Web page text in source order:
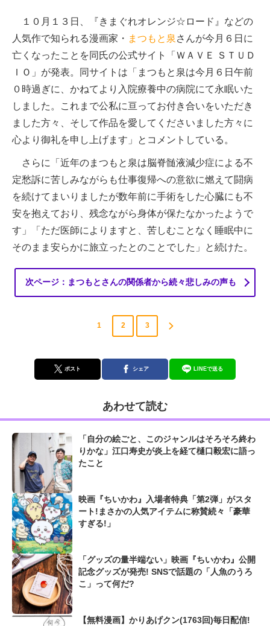
１０月１３日、『きまぐれオレンジ☆ロード』などの
人気作で知られる漫画家・ まつもと泉 さんが今月６日に
亡くなったことを同氏の公式サイト「ＷＡＶＥ ＳＴＵＤ
ＩＯ」が発表。同サイトは「まつもと泉は今月６日午前
０時過ぎに、かねてより入院療養中の病院にて永眠いた
しました。これまで公私に亘ってお付き合いをいただき
ました方々、そして作品を愛してくださいました方々に
心より御礼を申し上げます」とコメントしている。
さらに「近年のまつもと泉は脳脊髄液減少症による不
定愁訴に苦しみながらも仕事復帰への意欲に燃えて闘病
を続けてまいりましたが数年前に手術をした心臓にも不
安を抱えており、残念ながら身体が保たなかったようで
す」「ただ医師によりますと、苦しむことなく睡眠中に
そのまま安らかに旅立ったとのことでした」と続けた。
次ページ：まつもとさんの関係者から続々悲しみの声も
1 2 3
ポスト シェア LINEで送る
あわせて読む
「自分の絵ごと、このジャンルはそろそろ終わ
りかな」江口寿史が炎上を経て樋口毅宏に語っ
たこと
映画『ちいかわ』入場者特典「第2弾」がスタ
ート!まさかの人気アイテムに称賛続々「豪華
すぎる!」
「グッズの量半端ない」映画『ちいかわ』公開
記念グッズが発売! SNSで話題の「人魚のうろ
こ」って何だ?
【無料漫画】かりあげクン(1763回)毎日配信!